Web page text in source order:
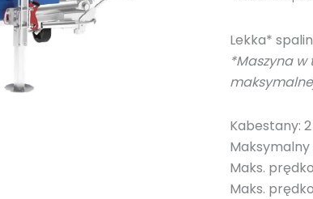
Lekka*
*Maszyna w
Kabestany:
Maks.
Maks.